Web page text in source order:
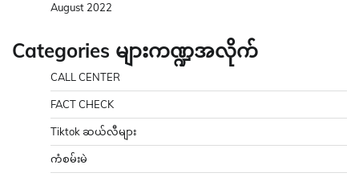
August 2022
Categories များကဏ္ဍအလိုက်
CALL CENTER
FACT CHECK
Tiktok ဆယ်လီများ
ကံစမ်းမဲ